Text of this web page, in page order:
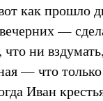
как прошло
—
ни
— что
Иван